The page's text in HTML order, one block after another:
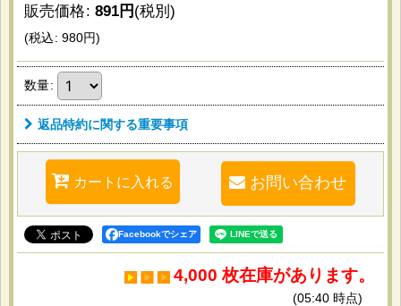
販売価格: 891円(税別)
(税込: 980円)
数量:
返品特約に関する重要事項
カートに入れる お問い合わせ
Facebookでシェア
4,000 枚在庫があります。
(05:40 時点)